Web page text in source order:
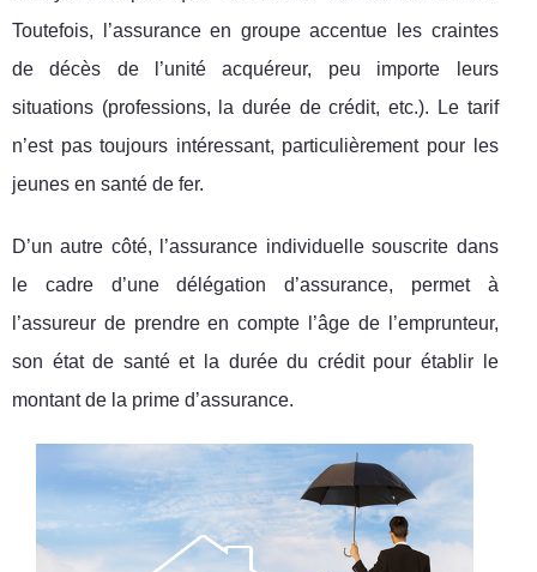
Toutefois, l’assurance en groupe accentue les craintes
de décès de l’unité acquéreur, peu importe leurs
situations (professions, la durée de crédit, etc.). Le tarif
n’est pas toujours intéressant, particulièrement pour les
jeunes en santé de fer.
D’un autre côté, l’assurance individuelle souscrite dans
le cadre d’une délégation d’assurance, permet à
l’assureur de prendre en compte l’âge de l’emprunteur,
son état de santé et la durée du crédit pour établir le
montant de la prime d’assurance.